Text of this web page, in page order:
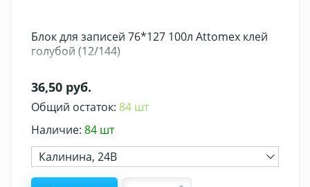
Блок для записей 76*127 100л Attomex клей
голубой (12/144)
36,50 руб.
Общий остаток: 84 шт
Наличие: 84 шт
Калинина, 24В